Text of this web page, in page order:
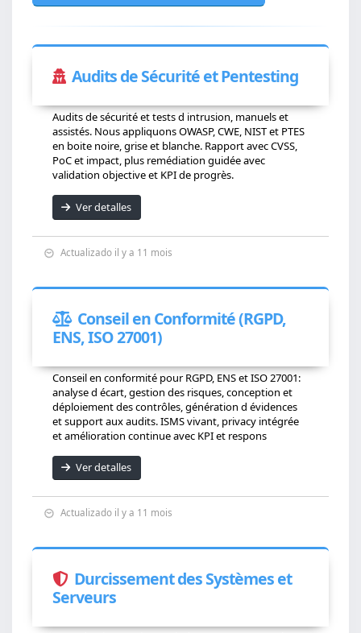
Audits de Sécurité et Pentesting
Audits de sécurité et tests d intrusion, manuels et
assistés. Nous appliquons OWASP, CWE, NIST et PTES
en boite noire, grise et blanche. Rapport avec CVSS,
PoC et impact, plus remédiation guidée avec
validation objective et KPI de progrès.
Ver detalles
Actualizado il y a 11 mois
Conseil en Conformité (RGPD,
ENS, ISO 27001)
Conseil en conformité pour RGPD, ENS et ISO 27001:
analyse d écart, gestion des risques, conception et
déploiement des contrôles, génération d évidences
et support aux audits. ISMS vivant, privacy intégrée
et amélioration continue avec KPI et respons
Ver detalles
Actualizado il y a 11 mois
Durcissement des Systèmes et
Serveurs